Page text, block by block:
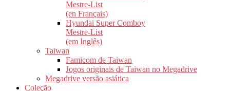
Mestre-List
(en Français)
Hyundai Super Comboy
Mestre-List
(em Inglês)
Taiwan
Famicom de Taiwan
Jogos originais de Taiwan no Megadrive
Megadrive versão asiática
Coleção